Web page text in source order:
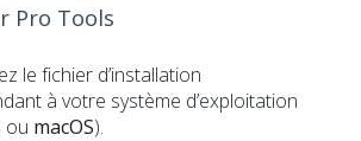
Pro Tools
le fichier d’installation
à votre système d’exploitation
ou macOS).